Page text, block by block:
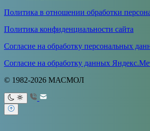
Политика в отношении обработки
Политика конфиденциальности сайта
Согласие на обработку персональных
Согласие на обработку данных
© 1982-2026 МАСМОЛ